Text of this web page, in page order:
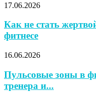
17.06.2026
Как не стать
фитнесе
16.06.2026
Пульсовые зоны в
тренера и...